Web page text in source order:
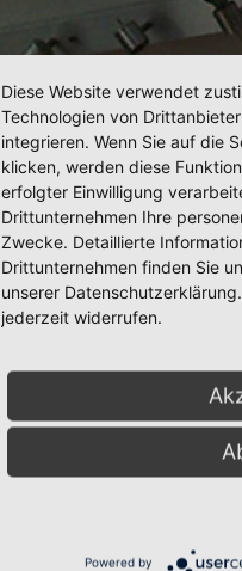
Diese Website verwendet
Technologien von
integrieren. Wenn Sie auf die
klicken, werden diese
erfolgter Einwilligung
Drittunternehmen Ihre
Zwecke. Detaillierte
Drittunternehmen finden Sie
unserer
jederzeit widerrufen.
Powered by